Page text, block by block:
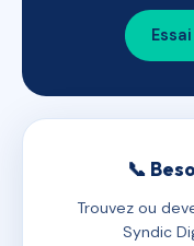
📞
Trouvez ou
Syndic